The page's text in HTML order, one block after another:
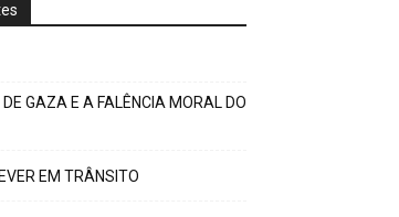
GAZA E A FALÊNCIA MORAL DO
EM TRÂNSITO